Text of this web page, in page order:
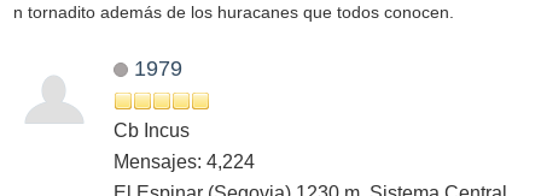
n tornadito además de los huracanes que todos conocen.
1979
Cb Incus
Mensajes: 4,224